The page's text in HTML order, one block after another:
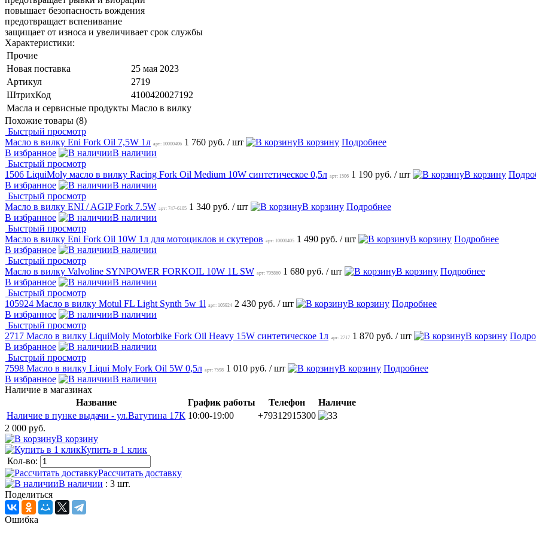
повышает безопасность вождения
предотвращает вспенивание
защищает от износа и увеличивает срок службы
Характеристики:
Прочие
Новая поставка
25 мая 2023
Артикул
2719
ШтрихКод
4100420027192
Масла и сервисные продукты Масло в вилку
Похожие товары (8)
Быстрый просмотр
Масло в вилку Eni Fork Oil 7,5W 1л арт: 10000406 1 760 руб. / шт В корзину Подробнее
В избранное
В наличии
Быстрый просмотр
1506 LiquiMoly масло в вилку Racing Fork Oil Medium 10W синтетическое 0,5л арт: 1506 1 190 руб. / шт В корзину
В избранное
В наличии
Быстрый просмотр
Масло в вилку ENI / AGIP Fork 7.5W арт: 747-6105 1 340 руб. / шт В корзину Подробнее
В избранное
В наличии
Быстрый просмотр
Масло в вилку Eni Fork Oil 10W 1л для мотоциклов и скутеров арт: 10000405 1 490 руб. / шт В корзину Подробнее
В избранное
В наличии
Быстрый просмотр
Масло в вилку Valvoline SYNPOWER FORKOIL 10W 1L SW арт: 795860 1 680 руб. / шт В корзину Подробнее
В избранное
В наличии
Быстрый просмотр
105924 Масло в вилку Motul FL Light Synth 5w 1l арт: 105924 2 430 руб. / шт В корзину Подробнее
В избранное
В наличии
Быстрый просмотр
2717 Масло в вилку LiquiMoly Motorbike Fork Oil Heavy 15W синтетическое 1л арт: 2717 1 870 руб. / шт В корзину
В избранное
В наличии
Быстрый просмотр
7598 Масло в вилку Liqui Moly Fork Oil 5W 0,5л арт: 7598 1 010 руб. / шт В корзину Подробнее
В избранное
В наличии
Наличие в магазинах
Название
График работы Телефон
Наличие
Наличие в пунке выдачи - ул.Ватутина 17К 10:00-19:00 +79312915300
3
2 000 руб.
В корзину
Купить в 1 клик
Кол-во:
Рассчитать доставку
В наличии : 3 шт.
Поделиться
Ошибка